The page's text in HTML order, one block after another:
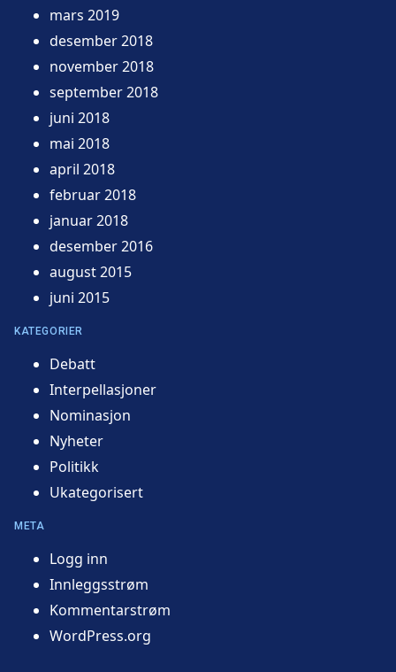
mars 2019
desember 2018
november 2018
september 2018
juni 2018
mai 2018
april 2018
februar 2018
januar 2018
desember 2016
august 2015
juni 2015
KATEGORIER
Debatt
Interpellasjoner
Nominasjon
Nyheter
Politikk
Ukategorisert
META
Logg inn
Innleggsstrøm
Kommentarstrøm
WordPress.org